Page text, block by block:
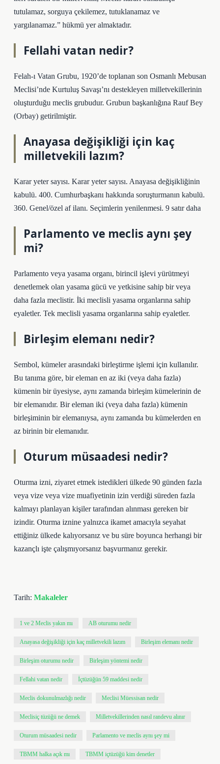
tutulamaz, sorguya çekilemez, tutuklanamaz ve
yargılanamaz.” hükmü yer almaktadır.
Fellahi vatan nedir?
Felah-ı Vatan Grubu, 1920’de toplanan son Osmanlı Mebusan
Meclisi’nde Kurtuluş Savaşı’nı destekleyen milletvekillerinin
oluşturduğu meclis grubudur. Grubun başkanlığına Rauf Bey
(Orbay) getirilmiştir.
Anayasa değişikliği için kaç
milletvekili lazım?
Karar yeter sayısı. Karar yeter sayısı. Anayasa değişikliğinin
kabulü. 400. Cumhurbaşkanı hakkında soruşturmanın kabulü.
360. Genel/özel af ilanı. Seçimlerin yenilenmesi. 9 satır daha
Parlamento ve meclis aynı şey
mi?
Parlamento veya yasama organı, birincil işlevi yürütmeyi
denetlemek olan yasama gücü ve yetkisine sahip bir veya
daha fazla meclistir. İki meclisli yasama organlarına sahip
eyaletler. Tek meclisli yasama organlarına sahip eyaletler.
Birleşim elemanı nedir?
Sembol, kümeler arasındaki birleştirme işlemi için kullanılır.
Bu tanıma göre, bir eleman en az iki (veya daha fazla)
kümenin bir üyesiyse, aynı zamanda birleşim kümelerinin de
bir elemanıdır. Bir eleman iki (veya daha fazla) kümenin
birleşiminin bir elemanıysa, aynı zamanda bu kümelerden en
az birinin bir elemanıdır.
Oturum müsaadesi nedir?
Oturma izni, ziyaret etmek istedikleri ülkede 90 günden fazla
veya vize veya vize muafiyetinin izin verdiği süreden fazla
kalmayı planlayan kişiler tarafından alınması gereken bir
izindir. Oturma iznine yalnızca ikamet amacıyla seyahat
ettiğiniz ülkede kalıyorsanız ve bu süre boyunca herhangi bir
kazançlı işte çalışmıyorsanız başvurmanız gerekir.
Tarih: Makaleler
1 ve 2 Meclis yakın mı AB oturumu nedir
Anayasa değişikliği için kaç milletvekili lazım Birleşim elemanı nedir
Birleşim oturumu nedir Birleşim yöntemi nedir
Fellahi vatan nedir İçtüzüğün 59 maddesi nedir
Meclis dokunulmazlığı nedir Meclisi Müessisan nedir
Meclisiç tüzüğü ne demek Milletvekillerinden nasıl randevu alınır
Oturum müsaadesi nedir Parlamento ve meclis aynı şey mi
TBMM halka açık mı TBMM içtüzüğü kim denetler